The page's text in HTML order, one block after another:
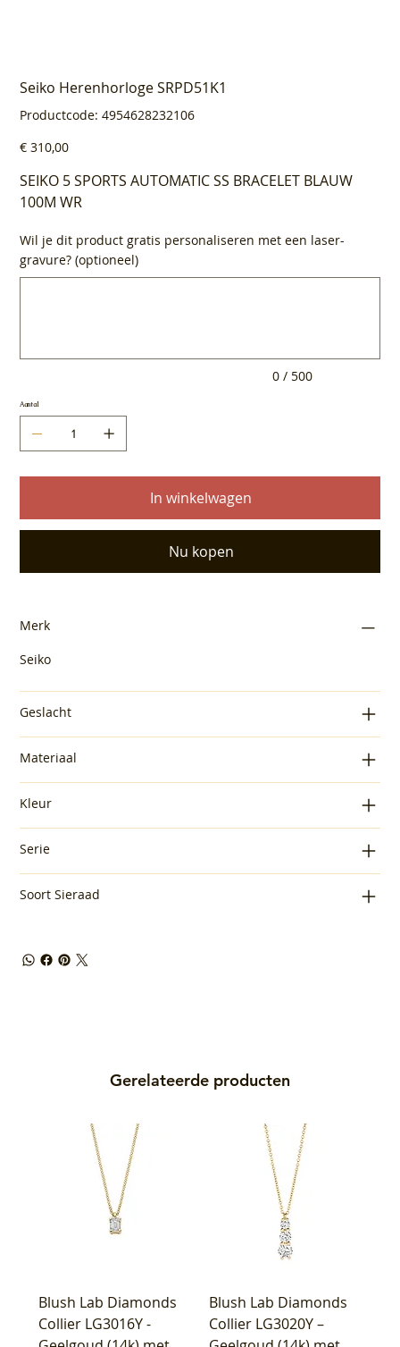
Seiko Herenhorloge SRPD51K1
Productcode:
Productcode
4954628232106
4954628232106
Prijs
€ 310,00
SEIKO 5 SPORTS AUTOMATIC SS BRACELET BLAUW
100M WR
Wil je dit product gratis personaliseren met een laser-
gravure? (optioneel)
0 / 500
Aantal
In winkelwagen
Nu kopen
Merk
Seiko
Geslacht
Materiaal
Kleur
Serie
Soort Sieraad
Gerelateerde producten
Blush Lab Diamonds
Collier LG3016Y -
Blush Lab Diamonds
Collier LG3020Y –